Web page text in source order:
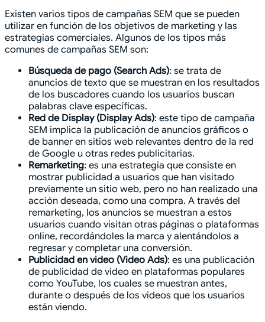
Existen varios tipos de campañas SEM que se pueden
utilizar en función de los objetivos de marketing y las
estrategias comerciales. Algunos de los tipos más
comunes de campañas SEM son:
Búsqueda de pago (Search Ads): se trata de
anuncios de texto que se muestran en los resultados
de los buscadores cuando los usuarios buscan
palabras clave específicas.
Red de Display (Display Ads): este tipo de campaña
SEM implica la publicación de anuncios gráficos o
de banner en sitios web relevantes dentro de la red
de Google u otras redes publicitarias.
Remarketing: es una estrategia que consiste en
mostrar publicidad a usuarios que han visitado
previamente un sitio web, pero no han realizado una
acción deseada, como una compra. A través del
remarketing, los anuncios se muestran a estos
usuarios cuando visitan otras páginas o plataformas
online, recordándoles la marca y alentándolos a
regresar y completar una conversión.
Publicidad en video (Video Ads): es una publicación
de publicidad de video en plataformas populares
como YouTube, los cuales se muestran antes,
durante o después de los videos que los usuarios
están viendo.